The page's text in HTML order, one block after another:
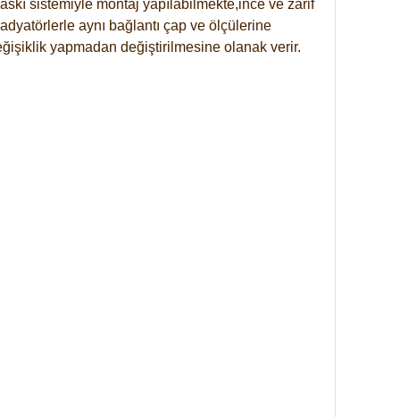
sistemiyle montaj yapılabilmekte,ince ve zarif
aynı bağlantı çap ve ölçülerine
yapmadan değiştirilmesine olanak verir.